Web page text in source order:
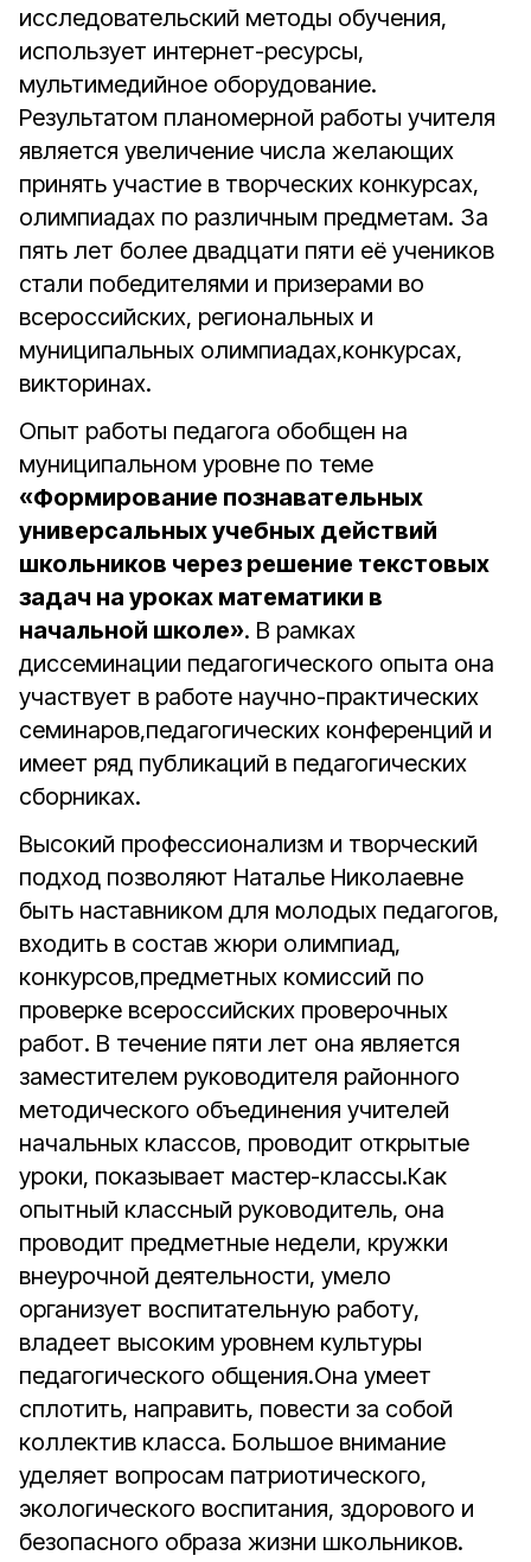
исследовательский методы обучения,
использует интернет-ресурсы,
мультимедийное оборудование.
Результатом планомерной работы учителя
является увеличение числа желающих
принять участие в творческих конкурсах,
олимпиадах по различным предметам. За
пять лет более двадцати пяти её учеников
стали победителями и призерами во
всероссийских, региональных и
муниципальных олимпиадах,конкурсах,
викторинах.
Опыт работы педагога обобщен на
муниципальном уровне по теме
«Формирование познавательных
универсальных учебных действий
школьников через решение текстовых
задач на уроках математики в
начальной школе». В рамках
диссеминации педагогического опыта она
участвует в работе научно-практических
семинаров,педагогических конференций и
имеет ряд публикаций в педагогических
сборниках.
Высокий профессионализм и творческий
подход позволяют Наталье Николаевне
быть наставником для молодых педагогов,
входить в состав жюри олимпиад,
конкурсов,предметных комиссий по
проверке всероссийских проверочных
работ. В течение пяти лет она является
заместителем руководителя районного
методического объединения учителей
начальных классов, проводит открытые
уроки, показывает мастер-классы.Как
опытный классный руководитель, она
проводит предметные недели, кружки
внеурочной деятельности, умело
организует воспитательную работу,
владеет высоким уровнем культуры
педагогического общения.Она умеет
сплотить, направить, повести за собой
коллектив класса. Большое внимание
уделяет вопросам патриотического,
экологического воспитания, здорового и
безопасного образа жизни школьников.